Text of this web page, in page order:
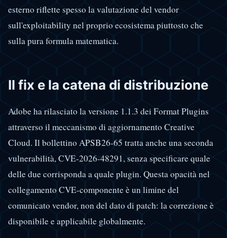
esterno riflette spesso la valutazione del vendor
sull'exploitability nel proprio ecosistema piuttosto che
sulla pura formula matematica.
Il fix e la catena di distribuzione
Adobe ha rilasciato la versione 1.1.3 dei Format Plugins
attraverso il meccanismo di aggiornamento Creative
Cloud. Il bollettino APSB26-65 tratta anche una seconda
vulnerabilità, CVE-2026-48291, senza specificare quale
delle due corrisponda a quale plugin. Questa opacità nel
collegamento CVE-componente è un limine del
comunicato vendor, non del dato di patch: la correzione è
disponibile e applicabile globalmente.